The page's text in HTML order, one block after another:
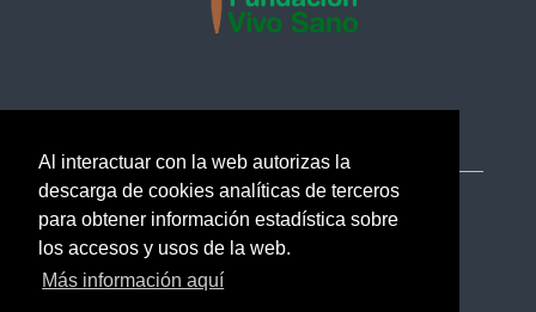
Al interactuar con la web autorizas la
descarga de cookies analíticas de terceros
para obtener información estadística sobre
los accesos y usos de la web.
Más información aquí
Salta Ayuda
Ayuda
soporte@esi.academy
Ayuda
Verificar certificados